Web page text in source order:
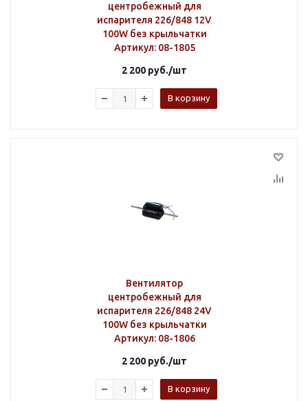
центробежный для
испарителя 226/848 12V
100W без крыльчатки
Артикул: 08-1805
2 200 руб./шт
В корзину
Вентилятор
центробежный для
испарителя 226/848 24V
100W без крыльчатки
Артикул: 08-1806
2 200 руб./шт
В корзину